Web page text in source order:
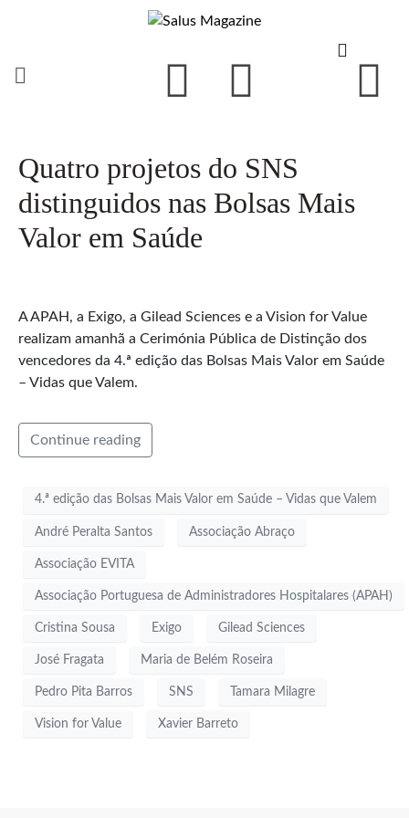
Quatro projetos do SNS
distinguidos nas Bolsas Mais
Valor em Saúde
A APAH, a Exigo, a Gilead Sciences e a Vision for Value
realizam amanhã a Cerimónia Pública de Distinção dos
vencedores da 4.ª edição das Bolsas Mais Valor em Saúde
– Vidas que Valem.
Continue reading
4.ª edição das Bolsas Mais Valor em Saúde – Vidas que Valem
André Peralta Santos Associação Abraço
Associação EVITA
Associação Portuguesa de Administradores Hospitalares (APAH)
Cristina Sousa Exigo Gilead Sciences
José Fragata Maria de Belém Roseira
Pedro Pita Barros SNS Tamara Milagre
Vision for Value Xavier Barreto